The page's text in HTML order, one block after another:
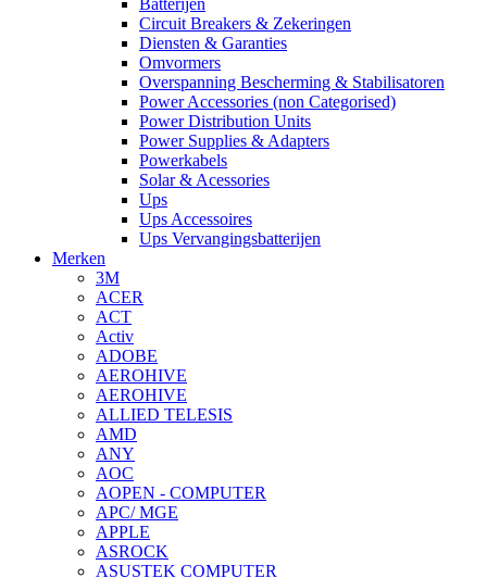
Circuit Breakers & Zekeringen
Diensten & Garanties
Omvormers
Overspanning Bescherming & Stabilisatoren
Power Accessories (non Categorised)
Power Distribution Units
Power Supplies & Adapters
Powerkabels
Solar & Acessories
Ups
Ups Accessoires
Ups Vervangingsbatterijen
Merken
3M
ACER
ACT
Activ
ADOBE
AEROHIVE
AEROHIVE
ALLIED TELESIS
AMD
ANY
AOC
AOPEN - COMPUTER
APC/ MGE
APPLE
ASROCK
ASUSTEK COMPUTER